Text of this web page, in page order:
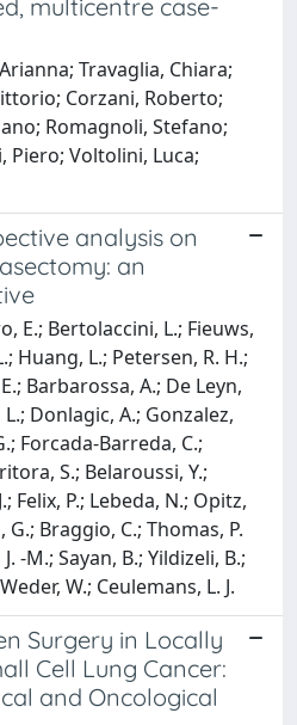
multicentre case-
Travaglia, Chiara;
Corzani, Roberto;
Romagnoli, Stefano;
Piero; Voltolini, Luca;
analysis on
an
E.; Bertolaccini, L.; Fieuws,
Huang, L.; Petersen, R. H.;
Barbarossa, A.; De Leyn,
Donlagic, A.; Gonzalez,
Forcada-Barreda, C.;
S.; Belaroussi, Y.;
Felix, P.; Lebeda, N.; Opitz,
Braggio, C.; Thomas, P.
-M.; Sayan, B.; Yildizeli, B.;
W.; Ceulemans, L. J.
Surgery in Locally
Cell Lung Cancer:
and Oncological